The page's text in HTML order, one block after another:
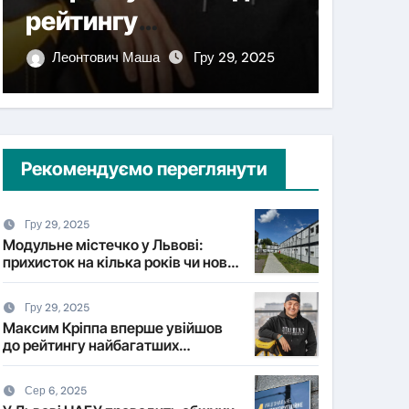
рейтингу
найбагатших
українців NV
Леонтович Маша Гру 29, 2025
Рекомендуємо переглянути
Гру 29, 2025
Модульне містечко у Львові:
прихисток на кілька років чи нова
форма постійного житла?
Гру 29, 2025
Максим Кріппа вперше увійшов
до рейтингу найбагатших
українців NV
Сер 6, 2025